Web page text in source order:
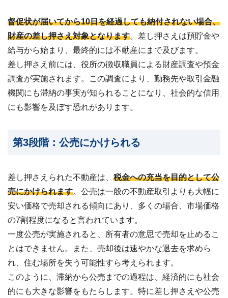
督促状が届いてから10日を経過しても納付されない場合、
財産の差し押さえ対象となります。差し押さえは預貯金や
給与から始まり、最終的には不動産にまで及びます。
差し押さえ前には、役所の徴収職員による財産調査や預金
調査が実施されます。この調査により、勤務先や取引金融
機関にも滞納の事実が知られることになり、社会的な信用
にも影響を及ぼす恐れがあります。
第3段階：公売にかけられる
差し押さえられた不動産は、 税金への充当を目的として公
売にかけられます。公売は一般の不動産取引よりも大幅に
安い価格で売却される傾向にあり、多くの場合、市場価格
の7割程度になると言われています。
一度公売が実施されると、所有者の意思で売却を止めるこ
とはできません。また、売却後は速やかな退去を求めら
れ、住む場所を失う可能性すら考えられます。
このように、滞納から公売までの過程は、経済的にも社会
的にも大きな影響をもたらします。特に差し押さえや公売